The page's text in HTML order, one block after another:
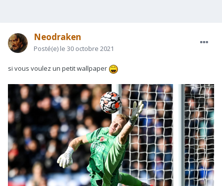
Neodraken
Posté(e) le 30 octobre 2021
si vous voulez un petit wallpaper